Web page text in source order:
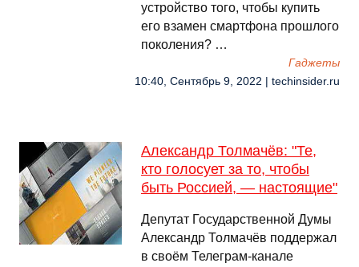
устройство того, чтобы купить
его взамен смартфона прошлого
поколения? …
Гаджеты
10:40, Сентябрь 9, 2022 | techinsider.ru
Александр Толмачёв: "Те,
кто голосует за то, чтобы
быть Россией, — настоящие"
Депутат Государственной Думы
Александр Толмачёв поддержал
в своëм Телеграм-канале